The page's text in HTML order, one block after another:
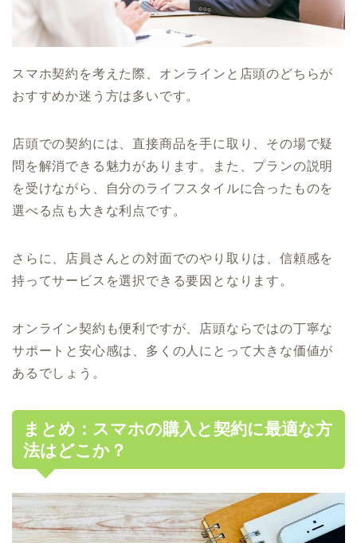
スマホ契約を考えた際、オンラインと店頭のどちらが
おすすめか迷う方は多いです。
店頭での契約には、直接商品を手に取り、その場で疑
問を解消できる魅力があります。また、プランの説明
を受けながら、自分のライフスタイルに合ったものを
選べる点も大きな利点です。
さらに、店員さんとの対面でのやり取りは、信頼感を
持ってサービスを選択できる要因となります。
オンライン契約も便利ですが、店頭ならではの丁寧な
サポートと安心感は、多くの人にとって大きな価値が
あるでしょう。
まとめ：スマホの購入と契約に最適な方
法はどこか？